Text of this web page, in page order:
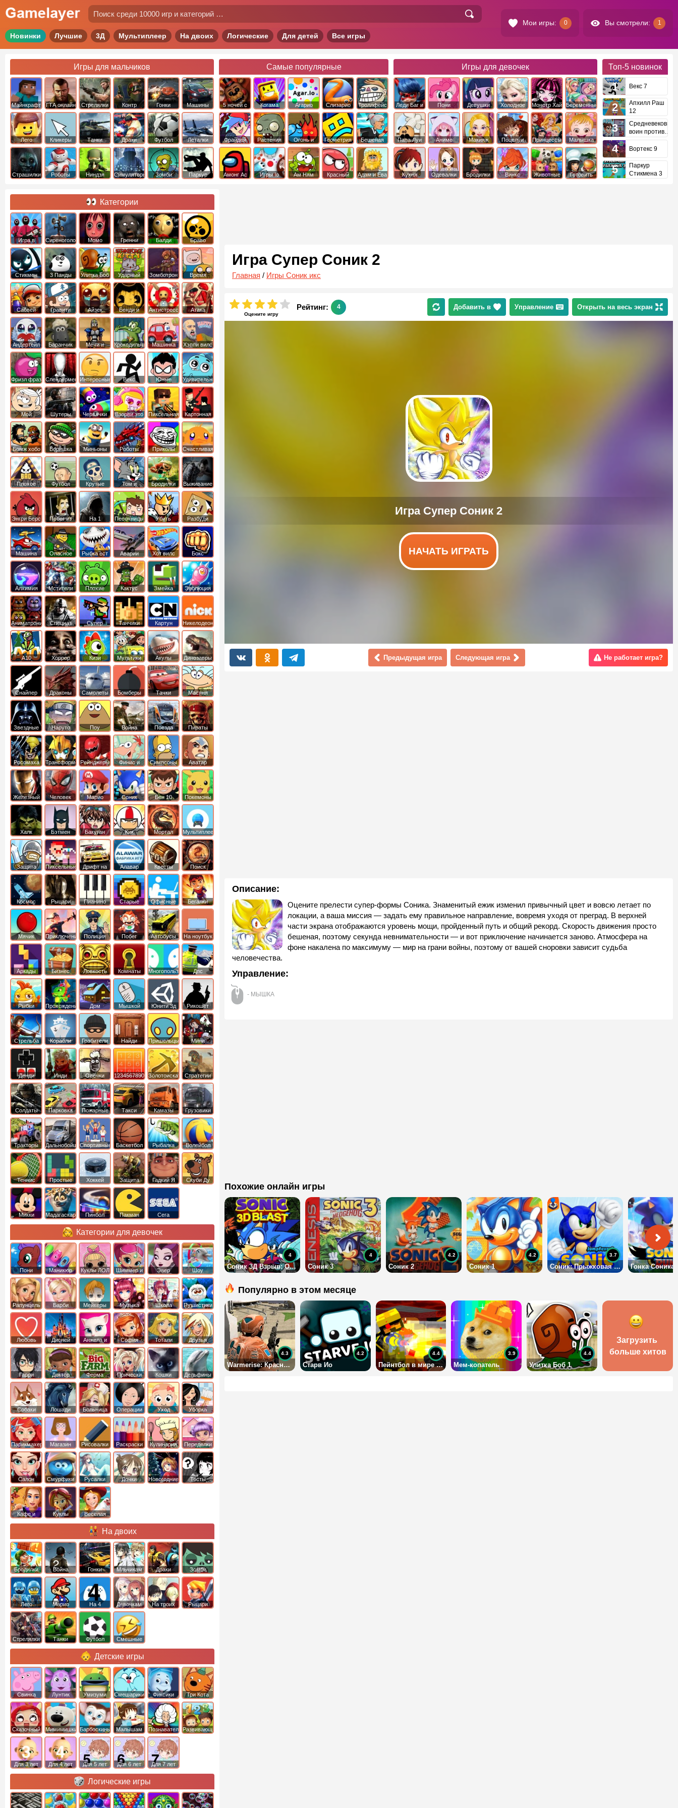
Мои игры: 0 Вы смотрели: 1
Новинки Лучшие 3Д Мультиплеер На двоих Логические Для детей Все игры
Игры для мальчиков
Майнкрафт ГТА онлайн Стрелялки
Контр
Страйк
Гонки Машины
Лего Кликеры Танки Драки Футбол Леталки
Страшилки Роботы Ниндзя Симуляторы Зомби Паркур
Самые популярные
5 ночей с
фредди
Когама Агарио Слизарио
Троллфейс
квест
Фрайдей
Найт
Фанкин
Растения
против
Зомби
Огонь и
Вода
Геометрия
Даш
Бешеная
бабка
сбежала из
психушки
Амонг Ас Игры Io Ам Ням
Красный
Адам и Ева
Игры для девочек
Леди Баг и
Супер Кот
Пони
Дружба это
Девушки
Эквестрии
Холодное
Сердце
Монстр Хай Беременные
Папа Луи Аниме Макияж Поцелуи
Принцессы
Диснея
Малышка
Хейзел
Кухня
Одевалки Бродилки Винкс Животные
Готовить
Топ-5 новинок
Векс 7
Апхилл Раш
12
Средневековый
воин против
Вортекс 9
Паркур
Стикмена 3
Игра Супер Соник 2
Главная / Игры Соник икс
Оцените игру
Рейтинг: 4 Добавить в Управление Открыть на весь экран
НАЧАТЬ ИГРАТЬ
Предыдущая игра Следующая игра Не работает игра?
Описание:
Оцените прелести супер-формы Соника. Знаменитый ежик изменил привычный цвет и вовсю летает по
локации, а ваша миссия — задать ему правильное направление, вовремя уходя от преград. В верхней
части экрана отображаются уровень мощи, пройденный путь и общий рекорд. Скорость движения просто
бешеная, поэтому секунда невнимательности — и вот приключение начинается заново. Атмосфера на
фоне накалена по максимуму — мир на грани войны, поэтому от вашей сноровки зависит судьба
человечества.
Управление:
- МЫШКА
Похожие онлайн игры
Соник 3Д Взрыв: Остров Флики
4
Соник 3
4
Соник 2
4.2
Соник 1
4.2
Соник: Прыжковая Лихорадка 2
3.7
Гонка Соника
Популярно в этом месяце
Warmerise: Красные Против Синих
4.3
Старв Ио
4.2
Пейнтбол в мире Майнкрафта
4.4
Мем-копатель
3.9
Улитка Боб 1
4.4
Загрузить
больше хитов
Категории
Игра в
Кальмара
Сиреноголовый Момо Гренни Балди
Браво
Старс
Стикмен 3 Панды Улитка Боб
Ударный
отряд котят
Зомботрон
Время
Приключений
Сабвей
Серф
Гравити
Фолз
Айзек
Бенди и
Чернильная
машина
Антистресс
Атака
Титанов
Андертейл
Баранчик
Шон
Мечи и
Сандали
Крокодильчик
Свомпи
Машинка
Вилли
Хэппи вилс
Фризл фраз Слендермен Интересные Векс
Юные
титаны
вперед
Удивительный
мир
Гамбола
Мой
шумный
дом
Шутеры Червячки Взорви это
Пиксельная
война
Картонная
башка
Бомж хобо
Воришка
боб
Миньоны
Роботы
динозавры
Приколы
Счастливая
обезьянка
Плохое
мороженое
Футбол
головами
Крутые
Том и
джерри
Бродилки
Приключения
Выживание
Энгри Берс
Побег из
тюрьмы
На 1 Песочницы
Убить
короля
Разбуди
коробку
Машина
ест
машину
Опасное
оружие
Рыбка ест
рыбку
Аварии
машин
Хот вилс Бокс
Алхимия Мстители
Плохие
свинки
Кактус
маккой
Змейка Эволюция
Аниматроники Спецназ
Супер
бойцы
Танчики
Картун
нетворк
Никелодеон
А10 Хоррор Кизи Мультики Акулы Динозавры
Снайпер Драконы Самолеты Бомберы Тачки Масяня
Звездные
войны
Наруто Поу Война Поезда
Пираты
Карибского
Моря
Росомаха ТрансформерыРейнджеры
Самураи
Финис и
Ферб
Симпсоны
Аватар
легенда об
Аанге
Железный
человек
Человек
Паук
Марио Соник Бен 10 Покемоны
Халк Бэтмен Бакуган
Кик
Бутовский
Мортал
комбат
Мультиплеер
Защита
королевства
Пиксельные
Дрифт на
машинах
Алавар Квесты
Поиск
предметов
Космос Рыцари Пианино Старые Офисные Бегалки
Мячик Приключения Полиция Побег Автобусы На ноутбук
Аркады
Бизнес
симуляторы
Ловкость Комнаты Многопользовательские
Дпс
Рыбки Прохождение Дом Мышкой Юнити 3д Рикошет
Cтрельба
из лука
Корабли Грабители
Найди
выход
Пришельцы Мини
Денди Инди
Овечки
идут домой
1234567890 ЗолотоискательСтратегии
Солдаты
Парковка
машин
Пожарные
машины
Такси Камазы Грузовики
Тракторы ДальнобойщикиСпортивные Баскетбол Рыбалка Волейбол
Теннис Простые Хоккей
Защита
башни
Гадкий Я Скуби Ду
Микки
Мадагаскар Пинбол Пакман Сега
Категории для девочек
Пони
креатор
Маникюр Куклы ЛОЛ
Шиммер и
Шайн
Эвер
Афтер Хай
Шоу
дельфинов
Рапунцель Барби Мейкеры Музыка Школа Пушистики
Любовь Дисней
Анжела и
том
София
Прекрасная
Тотали
Спайс
Друзья
ангелов
Гарри
Поттер
Доктор
Плюшева
Ферма Прически Кошки Дельфины
Собаки Лошади Больница Операции Уход Уборка
Парикмахер Магазин Рисовалки Раскраски Кулинария Переделки
Салон Смурфики Русалки Дочки Новогодние Тесты
Кафе и
Куклы
Веселая
На двоих
Бродилки Война Гонки Мльчикам Драки Зомби
Лего Марио На 4 Девочкам На троих Рыцари
Стрелялки Танки Футбол Смешные
Детские игры
Свинка
Пеппа
Лунтик Умизуми Смешарики Фиксики Три Кота
Сказочный
патруль
Мимимишки Барбоскины Малышам ПознавательныеРазвивающие
Для 3 лет Для 4 лет Для 5 лет Для 6 лет Для 7 лет
Логические игры